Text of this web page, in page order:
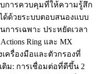
บการควบคุมที่ให้ความรู้สึก
ด้วยระบบตอบสนองแบบ
ารเฉพาะ ประหยัดเวลา
Ring และ MX
เครื่องมือและตัวกรองที่
ม: การเชื่อมต่อที่ดีขึ้น 2